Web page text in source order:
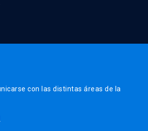
con las distintas áreas de la